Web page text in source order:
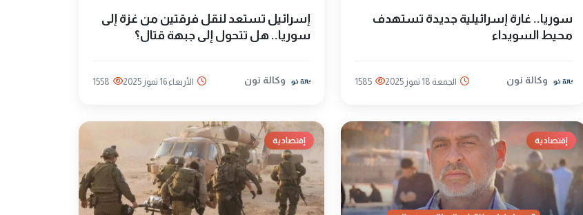
سوريا.. غارة إسرائيلية جديدة تستهدف
محيط السويداء
وكالة نون الجمعة 18 تموز 2025 1585
إسرائيل تستعد لنقل فرقتين من غزة إلى
سوريا.. هل تتحول إلى جبهة قتال؟
وكالة نون الأربعاء 16 تموز 2025 1558
إقتصادية إقتصادية